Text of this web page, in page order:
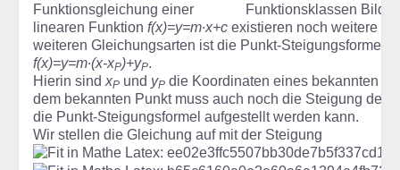
Funktionsgleichung einer
linearen Funktion f(x)=y=m∙x+c existieren noch weitere
weiteren Gleichungsarten ist die Punkt-Steigungsformel
f(x)=y=m∙(x-xP)+yP.
Hierin sind xP und yP die Koordinaten eines bekannten
dem bekannten Punkt muss auch noch die Steigung der
die Punkt-Steigungsformel aufgestellt werden kann.
Wir stellen die Gleichung auf mit der Steigung